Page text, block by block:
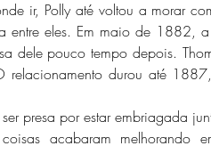
entre eles. Em maio de 1882,
dele pouco tempo depois.
relacionamento durou até
acabaram